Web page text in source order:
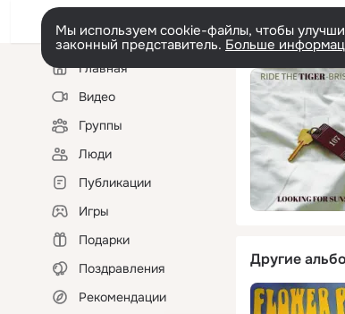
Мы используем cookie-файлы, чтобы
законный представитель. Больше
Левая
колонкаГлавная
Видео
Группы
Люди
Публикации
Игры
Подарки
Поздравления
Рекомендации
Другие